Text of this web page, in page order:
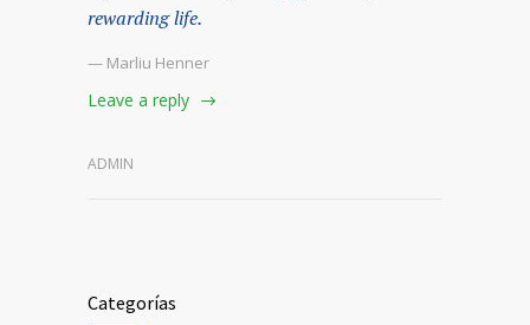
rewarding life.
— Marliu Henner
Leave a reply
ADMIN
Categorías